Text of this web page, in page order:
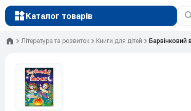
Каталог товарів
Рюкзаки
Канцтовари
Література та розвиток
Головна
Література та розвиток Книги для дітей Барвінковий